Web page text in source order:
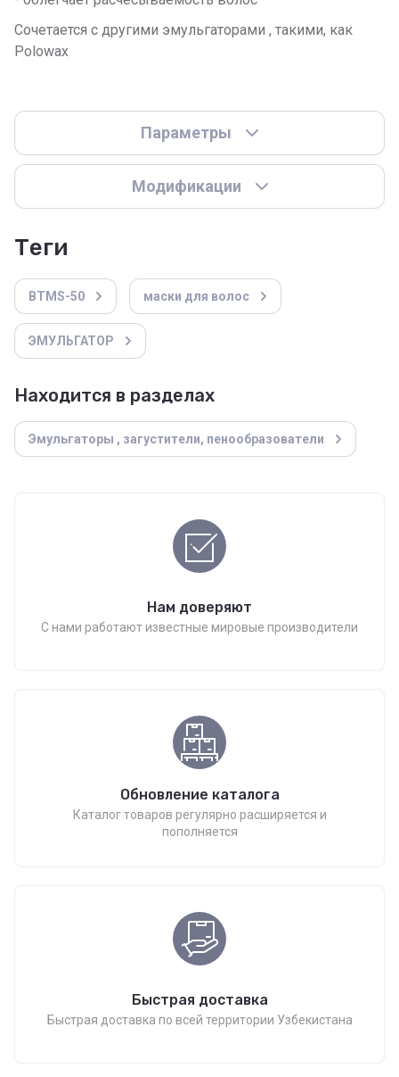
Сочетается с другими эмульгаторами , такими, как
Polowax
Параметры
Модификации
теги
BTMS-50 маски для волос
ЭМУЛЬГАТОР
Находится в разделах
Эмульгаторы , загустители, пенообразователи
Нам доверяют
С нами работают известные мировые производители
Обновление каталога
Каталог товаров регулярно расширяется и
пополняется
Быстрая доставка
Быстрая доставка по всей территории Узбекистана